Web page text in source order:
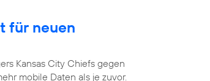
für neuen
Kansas City Chiefs gegen
mobile Daten als je zuvor.